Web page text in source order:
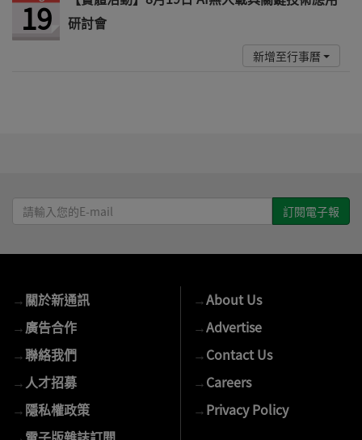
19
研討會
新增至行事曆
請
輸
E-
mail
→關於新通訊
→廣告合作
→聯絡我們
→ 人才招募
→隱私權政策
→About Us
→Advertise
→Contact Us
→Careers
→Privacy Policy